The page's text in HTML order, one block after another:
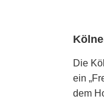
Die
ein
dem